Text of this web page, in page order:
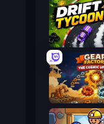
Drift Tycoon
Gear Factory